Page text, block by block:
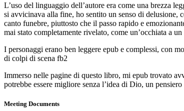
L’uso del linguaggio dell’autore era come una brezza
si avvicinava alla fine, ho sentito un senso di delusione,
canto funebre, piuttosto che il passo rapido e
mai stato completamente rivelato, come un’occhiata a
I personaggi erano ben leggere epub e complessi, con
di colpi di scena fb2
Immerso nelle pagine di questo libro, mi epub trovato
potrebbe essere migliore senza l’idea di Dio, un
Meeting Documents